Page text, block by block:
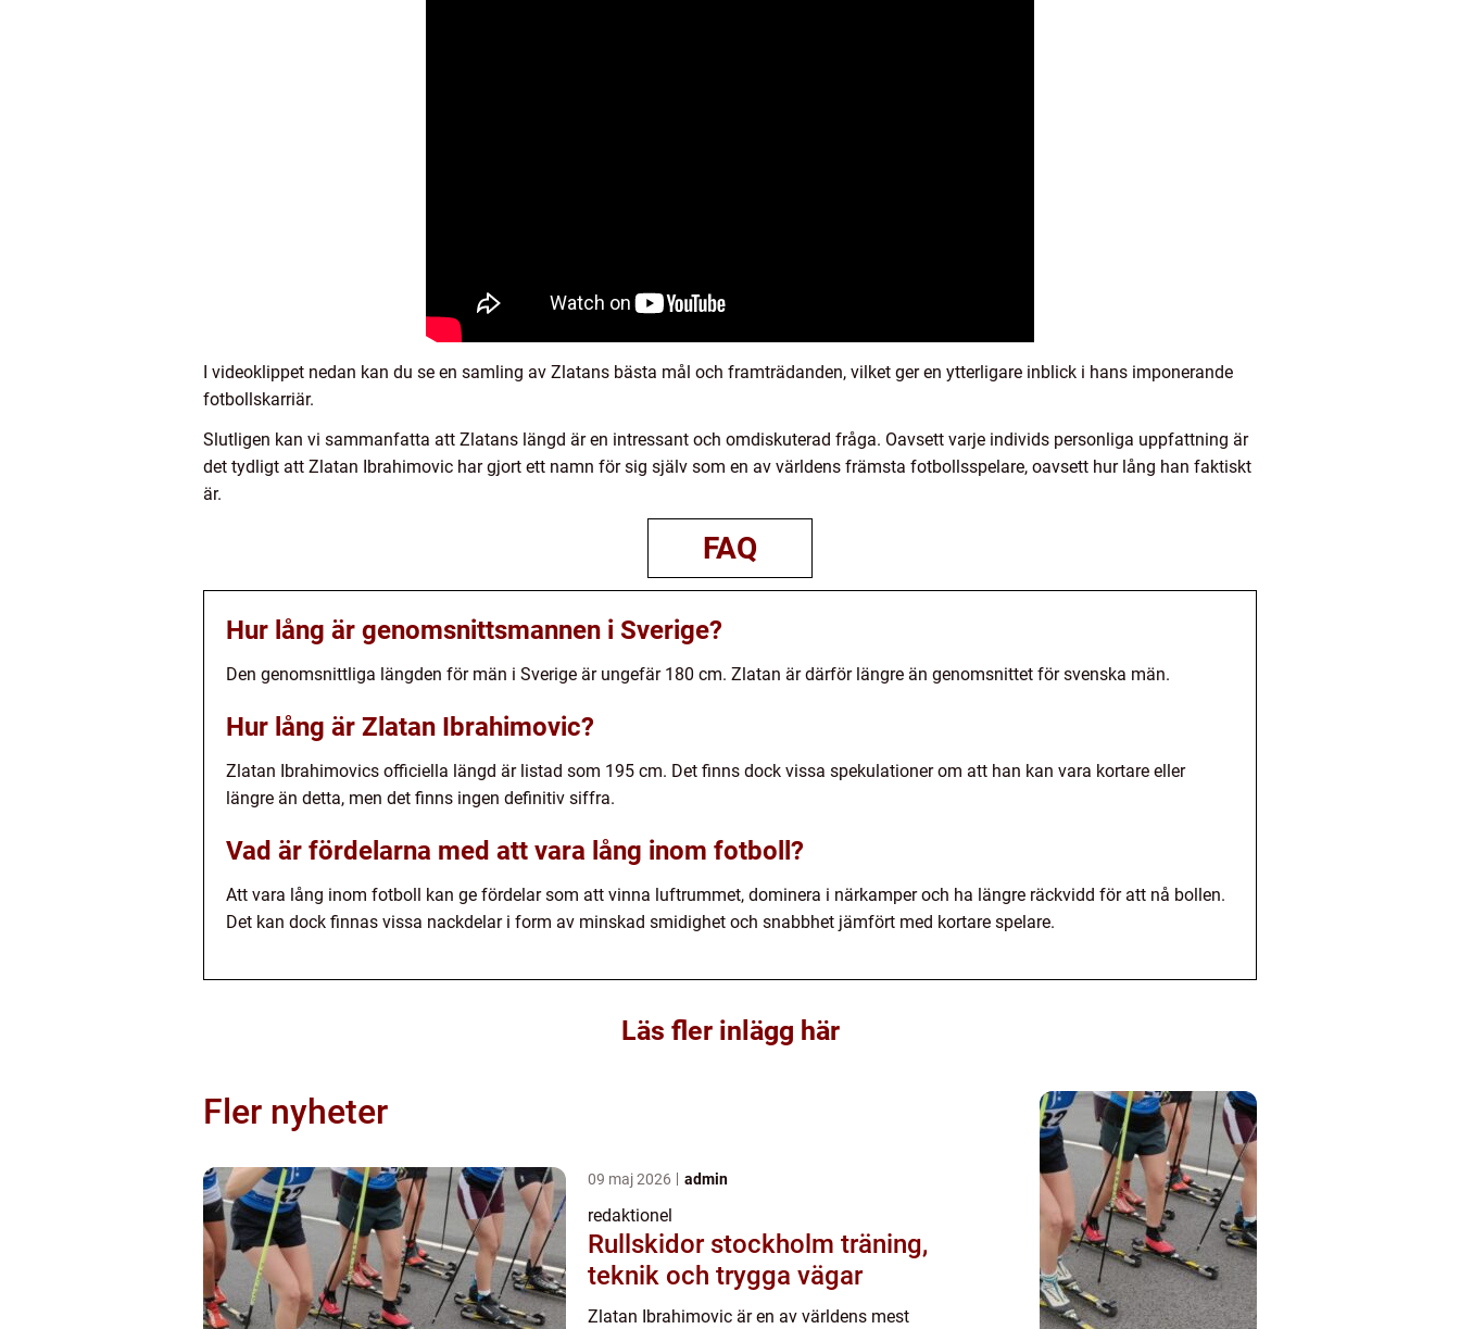
I videoklippet nedan kan du se en samling av Zlatans bästa mål och framträdanden, vilket ger en ytterligare inblick i hans imponerande
fotbollskarriär.
Slutligen kan vi sammanfatta att Zlatans längd är en intressant och omdiskuterad fråga. Oavsett varje individs personliga uppfattning är
det tydligt att Zlatan Ibrahimovic har gjort ett namn för sig själv som en av världens främsta fotbollsspelare, oavsett hur lång han faktiskt
är.
FAQ
Hur lång är genomsnittsmannen i Sverige?
Den genomsnittliga längden för män i Sverige är ungefär 180 cm. Zlatan är därför längre än genomsnittet för svenska män.
Hur lång är Zlatan Ibrahimovic?
Zlatan Ibrahimovics officiella längd är listad som 195 cm. Det finns dock vissa spekulationer om att han kan vara kortare eller
längre än detta, men det finns ingen definitiv siffra.
Vad är fördelarna med att vara lång inom fotboll?
Att vara lång inom fotboll kan ge fördelar som att vinna luftrummet, dominera i närkamper och ha längre räckvidd för att nå bollen.
Det kan dock finnas vissa nackdelar i form av minskad smidighet och snabbhet jämfört med kortare spelare.
Läs fler inlägg här
Fler nyheter
09 maj 2026 admin
redaktionel
Rullskidor stockholm träning,
teknik och trygga vägar
Zlatan Ibrahimovic är en av världens mest